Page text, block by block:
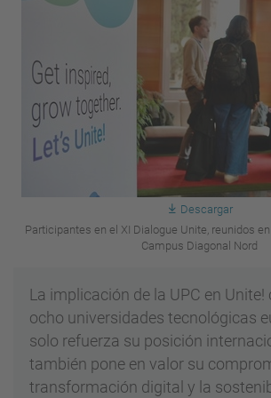
Descargar
Participantes en el XI Dialogue Unite, reunidos
Campus Diagonal Nord
La implicación de la UPC en Unite!
ocho universidades tecnológicas
solo refuerza su posición
también pone en valor su
transformación digital y la